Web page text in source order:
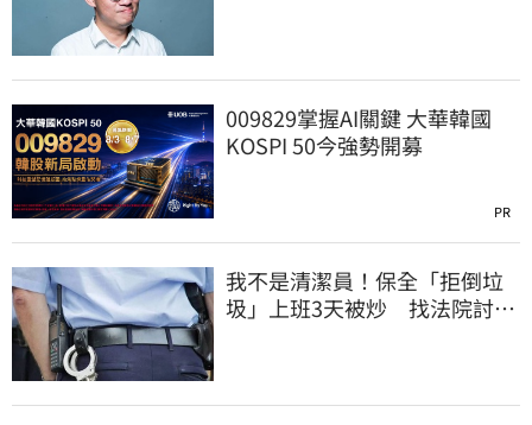
009829掌握AI關鍵 大華韓國
KOSPI 50今強勢開募
PR
我不是清潔員！保全「拒倒垃
圾」上班3天被炒 找法院討公